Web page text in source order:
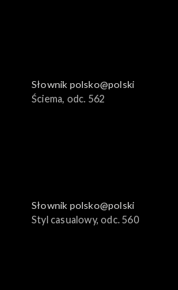
Słownik polsko@polski
Ściema, odc. 562
Słownik polsko@polski
Styl casualowy, odc. 560